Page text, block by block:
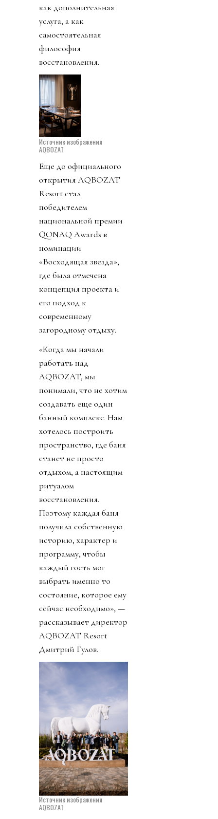
как дополнительная
услуга, а как
самостоятельная
философия
восстановления.
Источник изображения
AQBOZAT
Еще до официального
открытия AQBOZAT
Resort стал
победителем
национальной премии
QONAQ Awards в
номинации
«Восходящая звезда»,
где была отмечена
концепция проекта и
его подход к
современному
загородному отдыху.
«Когда мы начали
работать над
AQBOZAT, мы
понимали, что не хотим
создавать еще один
банный комплекс. Нам
хотелось построить
пространство, где баня
станет не просто
отдыхом, а настоящим
ритуалом
восстановления.
Поэтому каждая баня
получила собственную
историю, характер и
программу, чтобы
каждый гость мог
выбрать именно то
состояние, которое ему
сейчас необходимо», —
рассказывает директор
AQBOZAT Resort
Дмитрий Гулов.
Источник изображения
AQBOZAT